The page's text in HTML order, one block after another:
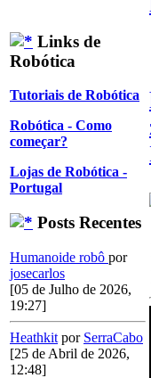
Links de
Robótica
Tutoriais de Robótica
Robótica - Como
começar?
Lojas de Robótica -
Portugal
Posts Recentes
Humanoide robô por
josecarlos
[05 de Julho de 2026,
19:27]
Heathkit por SerraCabo
[25 de Abril de 2026,
12:48]